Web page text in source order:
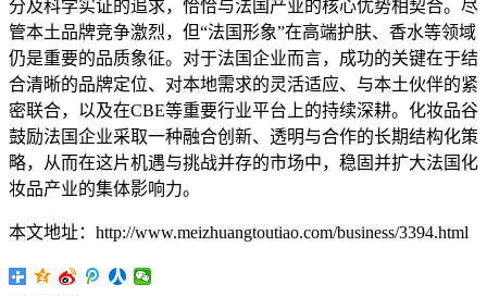
分及科学实证的追求，恰恰与法国产业的核心优势相契合。尽
管本土品牌竞争激烈，但“法国形象”在高端护肤、香水等领域
仍是重要的品质象征。对于法国企业而言，成功的关键在于结
合清晰的品牌定位、对本地需求的灵活适应、与本土伙伴的紧
密联合，以及在CBE等重要行业平台上的持续深耕。化妆品谷
鼓励法国企业采取一种融合创新、透明与合作的长期结构化策
略，从而在这片机遇与挑战并存的市场中，稳固并扩大法国化
妆品产业的集体影响力。
本文地址：http://www.meizhuangtoutiao.com/business/3394.html